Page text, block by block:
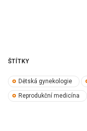
ŠTÍTKY
Dětská gynekologie
Reprodukční medicína